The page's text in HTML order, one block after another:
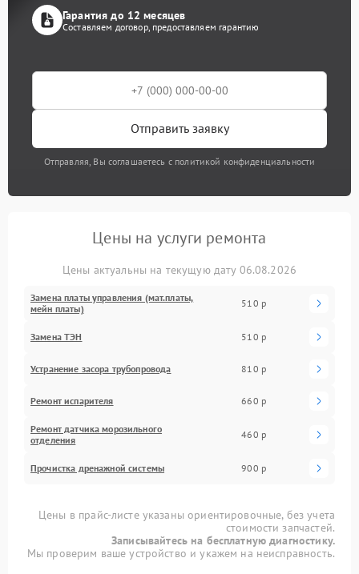
Гарантия до 12 месяцев
Составляем договор, предоставляем гарантию
Отправить заявку
Отправляя, Вы соглашаетесь с политикой конфиденциальности
Цены на услуги ремонта
Цены актуальны на текущую дату 06.08.2026
Замена платы управления (мат.платы,
мейн платы)
510 р
Замена ТЭН 510 р
Устранение засора трубопровода 810 р
Ремонт испарителя 660 р
Ремонт датчика морозильного
отделения
460 р
Прочистка дренажной системы 900 р
Цены в прайс-листе указаны ориентировочные, без учета
стоимости запчастей.
Записывайтесь на бесплатную диагностику.
Мы проверим ваше устройство и укажем на неисправность.